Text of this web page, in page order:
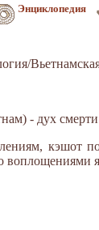
Энциклопедия
- дух
кэшот